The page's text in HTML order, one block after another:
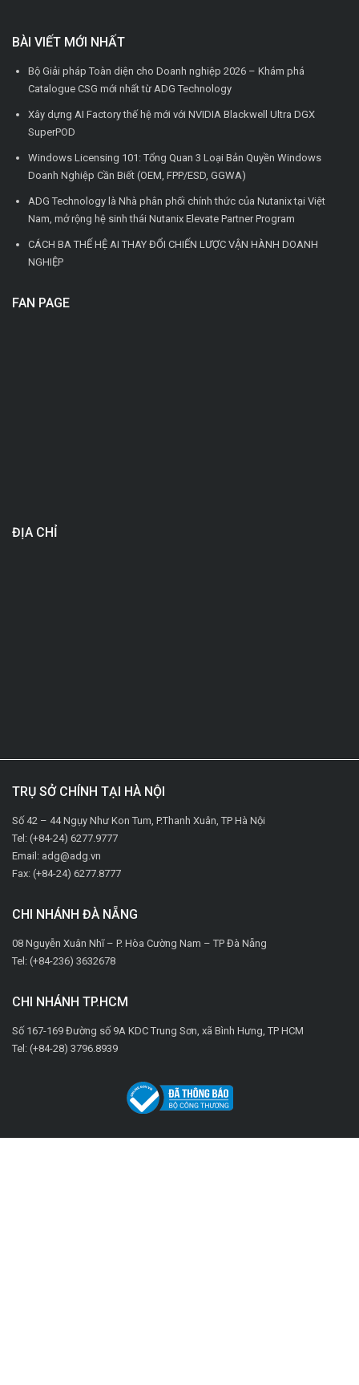
BÀI VIẾT MỚI NHẤT
Bộ Giải pháp Toàn diện cho Doanh nghiệp 2026 – Khám phá
Catalogue CSG mới nhất từ ADG Technology
Xây dựng AI Factory thế hệ mới với NVIDIA Blackwell Ultra DGX
SuperPOD
Windows Licensing 101: Tổng Quan 3 Loại Bản Quyền Windows
Doanh Nghiệp Cần Biết (OEM, FPP/ESD, GGWA)
ADG Technology là Nhà phân phối chính thức của Nutanix tại Việt
Nam, mở rộng hệ sinh thái Nutanix Elevate Partner Program
CÁCH BA THẾ HỆ AI THAY ĐỔI CHIẾN LƯỢC VẬN HÀNH DOANH
NGHIỆP
FAN PAGE
ĐỊA CHỈ
TRỤ SỞ CHÍNH TẠI HÀ NỘI
Số 42 – 44 Ngụy Như Kon Tum, P.Thanh Xuân, TP Hà Nội
Tel: (+84-24) 6277.9777
Email: adg@adg.vn
Fax: (+84-24) 6277.8777
CHI NHÁNH ĐÀ NẴNG
08 Nguyễn Xuân Nhĩ – P. Hòa Cường Nam – TP Đà Nẵng
Tel: (+84-236) 3632678
CHI NHÁNH TP.HCM
Số 167-169 Đường số 9A KDC Trung Sơn, xã Bình Hưng, TP HCM
Tel: (+84-28) 3796.8939